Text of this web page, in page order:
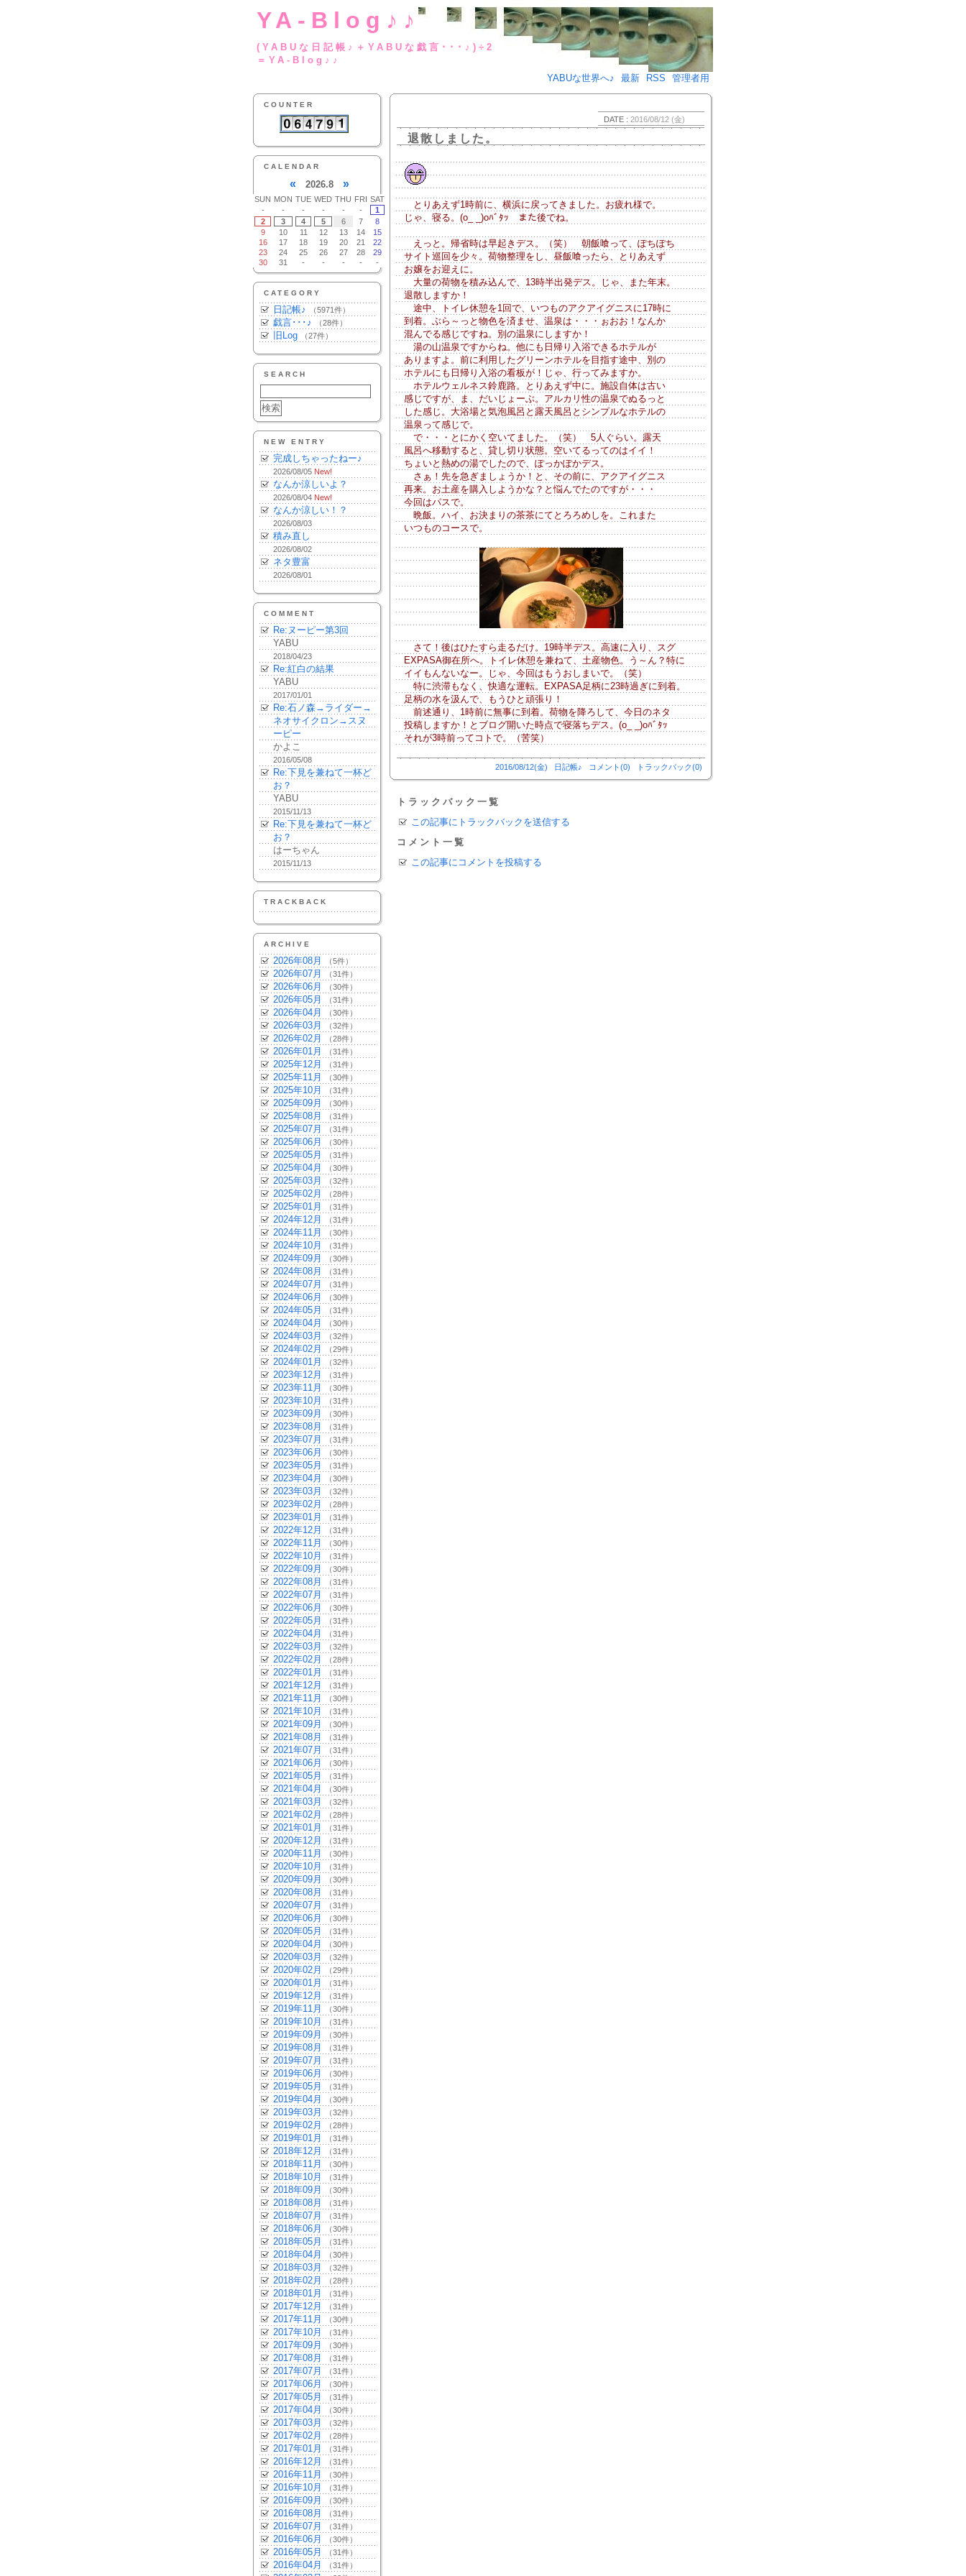
YA-Blog♪♪
(YABUな日記帳♪＋YABUな戯言･･･♪)÷2
＝YA-Blog♪♪
YABUな世界へ♪
最新 RSS 管理者用
COUNTER
CALENDAR
« 2026.8 »
SUN MON TUE WED THU FRI SAT
-
- - - - -
1
2
3 4 5 6 7
8
9
10 11 12 13 14
15
16
17 18 19 20 21
22
23
24 25 26 27 28
29
30
31 - - - - -
CATEGORY
日記帳♪ （5971件）
戯言･･･♪ （28件）
旧Log （27件）
SEARCH
NEW ENTRY
完成しちゃったねー♪
2026/08/05 New!
なんか涼しいよ？
2026/08/04 New!
なんか涼しい！？
2026/08/03
積み直し
2026/08/02
ネタ豊富
2026/08/01
COMMENT
Re:ヌーピー第3回
YABU
2018/04/23
Re:紅白の結果
YABU
2017/01/01
Re:石ノ森→ライダー→
ネオサイクロン→スヌ
ーピー
かよこ
2016/05/08
Re:下見を兼ねて一杯ど
お？
YABU
2015/11/13
Re:下見を兼ねて一杯ど
お？
はーちゃん
2015/11/13
TRACKBACK
ARCHIVE
2026年08月 （5件）
2026年07月 （31件）
2026年06月 （30件）
2026年05月 （31件）
2026年04月 （30件）
2026年03月 （32件）
2026年02月 （28件）
2026年01月 （31件）
2025年12月 （31件）
2025年11月 （30件）
2025年10月 （31件）
2025年09月 （30件）
2025年08月 （31件）
2025年07月 （31件）
2025年06月 （30件）
2025年05月 （31件）
2025年04月 （30件）
2025年03月 （32件）
2025年02月 （28件）
2025年01月 （31件）
2024年12月 （31件）
2024年11月 （30件）
2024年10月 （31件）
2024年09月 （30件）
2024年08月 （31件）
2024年07月 （31件）
2024年06月 （30件）
2024年05月 （31件）
2024年04月 （30件）
2024年03月 （32件）
2024年02月 （29件）
2024年01月 （32件）
2023年12月 （31件）
2023年11月 （30件）
2023年10月 （31件）
2023年09月 （30件）
2023年08月 （31件）
2023年07月 （31件）
2023年06月 （30件）
2023年05月 （31件）
2023年04月 （30件）
2023年03月 （32件）
2023年02月 （28件）
2023年01月 （31件）
2022年12月 （31件）
2022年11月 （30件）
2022年10月 （31件）
2022年09月 （30件）
2022年08月 （31件）
2022年07月 （31件）
2022年06月 （30件）
2022年05月 （31件）
2022年04月 （31件）
2022年03月 （32件）
2022年02月 （28件）
2022年01月 （31件）
2021年12月 （31件）
2021年11月 （30件）
2021年10月 （31件）
2021年09月 （30件）
2021年08月 （31件）
2021年07月 （31件）
2021年06月 （30件）
2021年05月 （31件）
2021年04月 （30件）
2021年03月 （32件）
2021年02月 （28件）
2021年01月 （31件）
2020年12月 （31件）
2020年11月 （30件）
2020年10月 （31件）
2020年09月 （30件）
2020年08月 （31件）
2020年07月 （31件）
2020年06月 （30件）
2020年05月 （31件）
2020年04月 （30件）
2020年03月 （32件）
2020年02月 （29件）
2020年01月 （31件）
2019年12月 （31件）
2019年11月 （30件）
2019年10月 （31件）
2019年09月 （30件）
2019年08月 （31件）
2019年07月 （31件）
2019年06月 （30件）
2019年05月 （31件）
2019年04月 （30件）
2019年03月 （32件）
2019年02月 （28件）
2019年01月 （31件）
2018年12月 （31件）
2018年11月 （30件）
2018年10月 （31件）
2018年09月 （30件）
2018年08月 （31件）
2018年07月 （31件）
2018年06月 （30件）
2018年05月 （31件）
2018年04月 （30件）
2018年03月 （32件）
2018年02月 （28件）
2018年01月 （31件）
2017年12月 （31件）
2017年11月 （30件）
2017年10月 （31件）
2017年09月 （30件）
2017年08月 （31件）
2017年07月 （31件）
2017年06月 （30件）
2017年05月 （31件）
2017年04月 （30件）
2017年03月 （32件）
2017年02月 （28件）
2017年01月 （31件）
2016年12月 （31件）
2016年11月 （30件）
2016年10月 （31件）
2016年09月 （30件）
2016年08月 （31件）
2016年07月 （31件）
2016年06月 （30件）
2016年05月 （31件）
2016年04月 （31件）
DATE : 2016/08/12 (金)
退散しました。
とりあえず1時前に、横浜に戻ってきました。お疲れ様で。
じゃ、寝る。(o_ _)oﾊﾞﾀｯ また後でね。
えっと。帰省時は早起きデス。（笑） 朝飯喰って、ぽちぽち
サイト巡回を少々。荷物整理をし、昼飯喰ったら、とりあえず
お嬢をお迎えに。
大量の荷物を積み込んで、13時半出発デス。じゃ、また年末。
退散しますか！
途中、トイレ休憩を1回で、いつものアクアイグニスに17時に
到着。ぶら～っと物色を済ませ、温泉は・・・ぉおお！なんか
混んでる感じですね。別の温泉にしますか！
湯の山温泉ですからね。他にも日帰り入浴できるホテルが
ありますよ。前に利用したグリーンホテルを目指す途中、別の
ホテルにも日帰り入浴の看板が！じゃ、行ってみますか。
ホテルウェルネス鈴鹿路。とりあえず中に。施設自体は古い
感じですが、ま、だいじょーぶ。アルカリ性の温泉でぬるっと
した感じ。大浴場と気泡風呂と露天風呂とシンプルなホテルの
温泉って感じで。
で・・・とにかく空いてました。（笑） 5人ぐらい。露天
風呂へ移動すると、貸し切り状態。空いてるってのはイイ！
ちょいと熱めの湯でしたので、ぽっかぽかデス。
さぁ！先を急ぎましょうか！と、その前に、アクアイグニス
再来。お土産を購入しようかな？と悩んでたのですが・・・
今回はパスで。
晩飯。ハイ、お決まりの茶茶にてとろろめしを。これまた
いつものコースで。
さて！後はひたすら走るだけ。19時半デス。高速に入り、スグ
EXPASA御在所へ。トイレ休憩を兼ねて、土産物色。う～ん？特に
イイもんないなー。じゃ、今回はもうおしまいで。（笑）
特に渋滞もなく、快適な運転。EXPASA足柄に23時過ぎに到着。
足柄の水を汲んで、もうひと頑張り！
前述通り、1時前に無事に到着。荷物を降ろして、今日のネタ
投稿しますか！とブログ開いた時点で寝落ちデス。(o_ _)oﾊﾞﾀｯ
それが3時前ってコトで。（苦笑）
2016/08/12(金) 日記帳♪ コメント(0) トラックバック(0)
トラックバック一覧
この記事にトラックバックを送信する
コメント一覧
この記事にコメントを投稿する